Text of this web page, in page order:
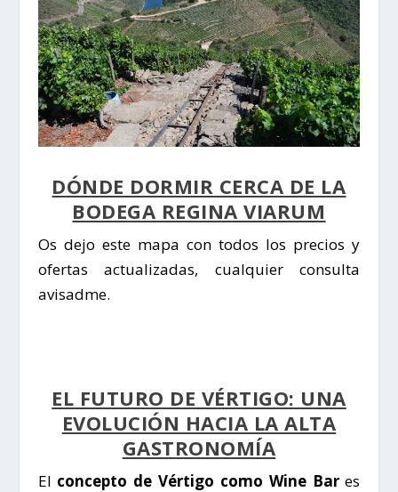
DÓNDE DORMIR CERCA DE LA
BODEGA REGINA VIARUM
Os dejo este mapa con todos los precios y
ofertas actualizadas, cualquier consulta
avisadme.
EL FUTURO DE VÉRTIGO: UNA
EVOLUCIÓN HACIA LA ALTA
GASTRONOMÍA
El concepto de Vértigo como Wine Bares